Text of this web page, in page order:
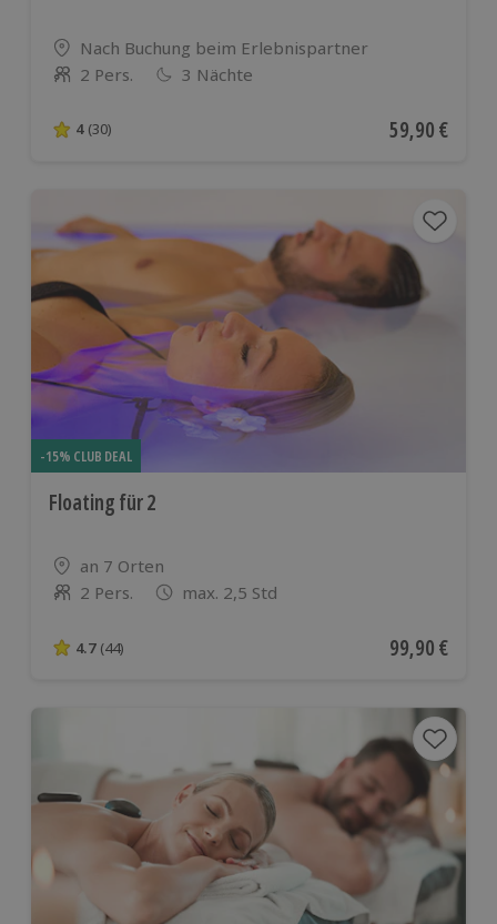
Standort
Nach Buchung beim Erlebnispartner
Anzahl der Teilnehmer
2 Pers. 3 Nächte
4 von 5 Sternen basierend auf 30 Bewertungen
4 (30) Aktueller
59,90 €
-15% CLUB DEAL
Floating für 2
Standort
an 7 Orten
Anzahl der Teilnehmer
2 Pers. max. 2,5 Std
4.7 von 5 Sternen basierend auf 44 Bewertungen
4.7 (44) Aktueller
99,90 €